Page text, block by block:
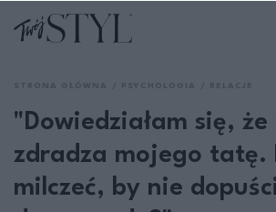
"Dowiedziałam się, że
zdradza mojego tatę.
milczeć, by nie